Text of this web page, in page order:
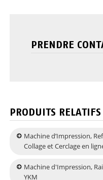
PRENDRE
PRODUITS RELATIFS
Machine d’Impression,
Collage et Cerclage en
Machine d'Impression,
YKM